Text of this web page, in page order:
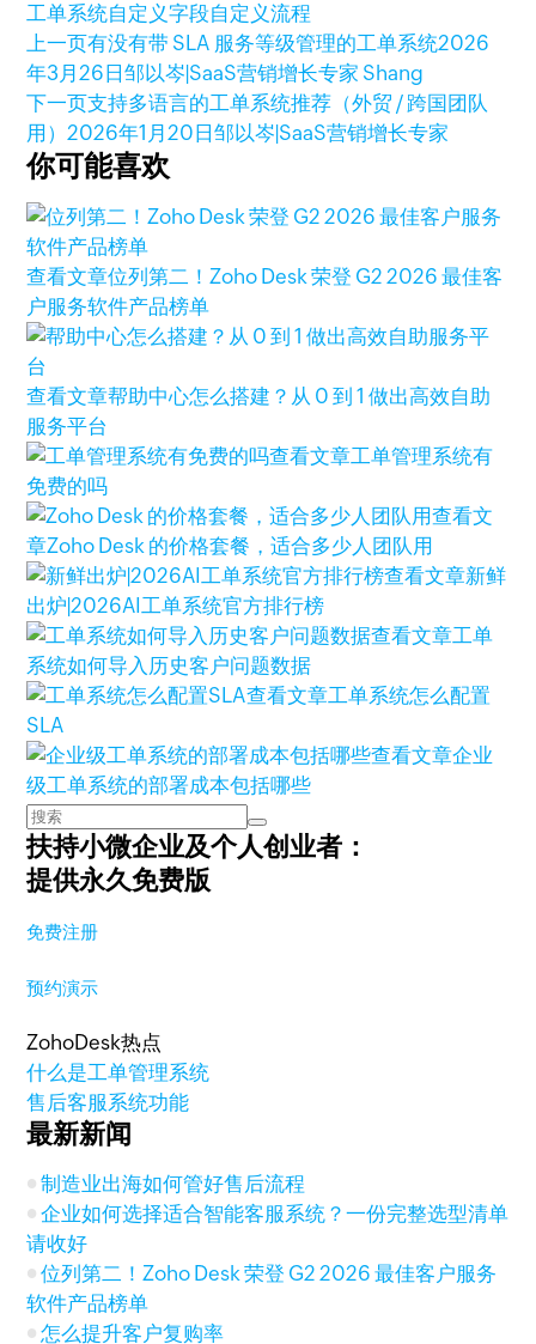
工单系统自定义字段自定义流程
上一页有没有带 SLA 服务等级管理的工单系统2026
年3月26日邹以岑|SaaS营销增长专家 Shang
下一页支持多语言的工单系统推荐（外贸 / 跨国团队
用）2026年1月20日邹以岑|SaaS营销增长专家
你可能喜欢
查看文章位列第二！Zoho Desk 荣登 G2 2026 最佳客
户服务软件产品榜单
查看文章帮助中心怎么搭建？从 0 到 1 做出高效自助
服务平台
查看文章工单管理系统有
免费的吗
查看文
章Zoho Desk 的价格套餐，适合多少人团队用
查看文章新鲜
出炉|2026AI工单系统官方排行榜
查看文章工单
系统如何导入历史客户问题数据
查看文章工单系统怎么配置
SLA
查看文章企业
级工单系统的部署成本包括哪些
扶持小微企业及个人创业者：
提供永久免费版
免费注册
预约演示
ZohoDesk热点
什么是工单管理系统
售后客服系统功能
最新新闻
制造业出海如何管好售后流程
企业如何选择适合智能客服系统？一份完整选型清单
请收好
位列第二！Zoho Desk 荣登 G2 2026 最佳客户服务
软件产品榜单
怎么提升客户复购率